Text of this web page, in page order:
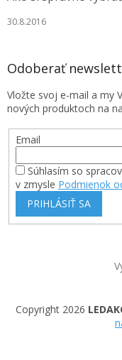
30.8.2016
Odoberať
Vložte svoj e-mail a my
nových produktoch na
Email
Súhlasím so
v zmysle Podmienok
PRIHLÁSIŤ SA
Copyright 2026